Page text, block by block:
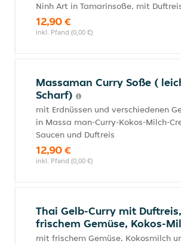
Ninh Art in Tamarinsoße, mit
12,90 €
inkl. Pfand (0,00 €)
Massaman Curry Soße (
Scharf)
mit Erdnüssen und verschiedenen
in Massa man-Curry-Kokos-Milch-
Saucen und Duftreis
12,90 €
inkl. Pfand (0,00 €)
Thai Gelb-Curry mit Duftreis,
frischem Gemüse, Kokos-
mit frischem Gemüse, Kokosmilch